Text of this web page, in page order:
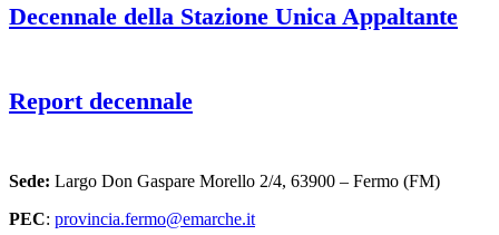
Decennale della Stazione Unica Appaltante
Report decennale
Sede: Largo Don Gaspare Morello 2/4, 63900 – Fermo (FM)
PEC: provincia.fermo@emarche.it